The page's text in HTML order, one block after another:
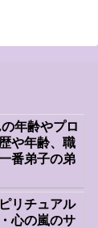
年齢やプロ
や年齢、職
番弟子の弟
リチュアル
心の嵐のサ